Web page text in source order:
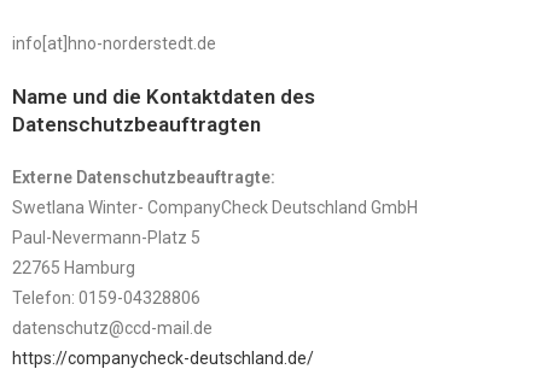
info[at]hno-norderstedt.de
Name und die Kontaktdaten des
Datenschutzbeauftragten
Externe Datenschutzbeauftragte:
Swetlana Winter- CompanyCheck Deutschland GmbH
Paul-Nevermann-Platz 5
22765 Hamburg
Telefon: 0159-04328806
datenschutz@ccd-mail.de
https://companycheck-deutschland.de/